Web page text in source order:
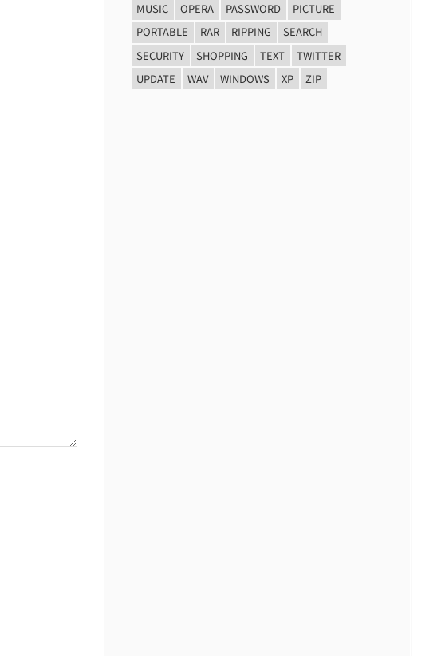
MUSIC
OPERA PASSWORD
PICTURE
PORTABLE
RAR RIPPING
SEARCH
SECURITY
SHOPPING TEXT
TWITTER
UPDATE
WAV WINDOWS XP ZIP